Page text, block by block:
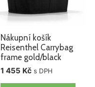
Nákupní košík
Reisenthel Carrybag
frame gold/black
1 455 Kč s DPH